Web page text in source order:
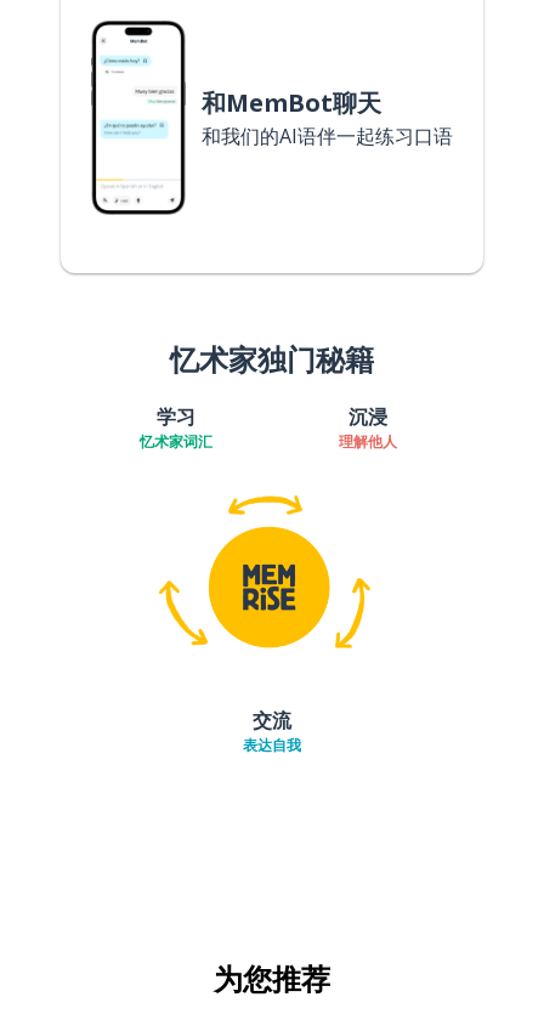
和MemBot聊天
和我们的AI语伴一起练习口语
忆术家独门秘籍
学习
忆术家词汇
沉浸
理解他人
交流
表达自我
为您推荐